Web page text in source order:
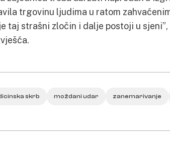
trgovinu ljudima u ratom
taj strašni zločin i dalje postoji u
skrb moždani udar zanemarivanje